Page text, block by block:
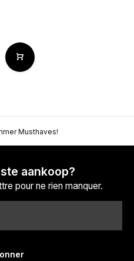
Musthaves!
aankoop?
pour ne rien manquer.